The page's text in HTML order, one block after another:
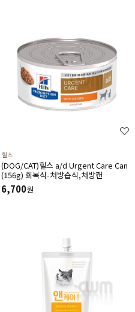
힐스
(DOG/CAT)힐스 a/d Urgent Care Can
(156g) 회복식-처방습식,처방캔
6,700원